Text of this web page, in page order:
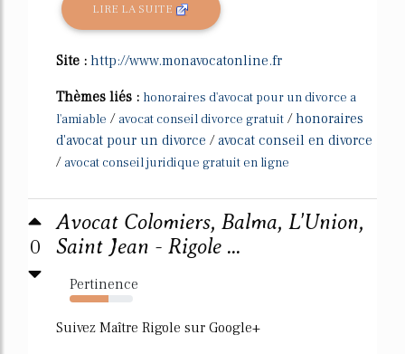
LIRE LA SUITE
Site : http://www.monavocatonline.fr
Thèmes liés : honoraires d'avocat pour un divorce a
l'amiable / avocat conseil divorce gratuit /honoraires
d'avocat pour un divorce /avocat conseil en divorce
/ avocat conseil juridique gratuit en ligne
0
Avocat Colomiers, Balma, L'Union,
Saint Jean - Rigole ...
Pertinence
62%
Suivez Maître Rigole sur Google+